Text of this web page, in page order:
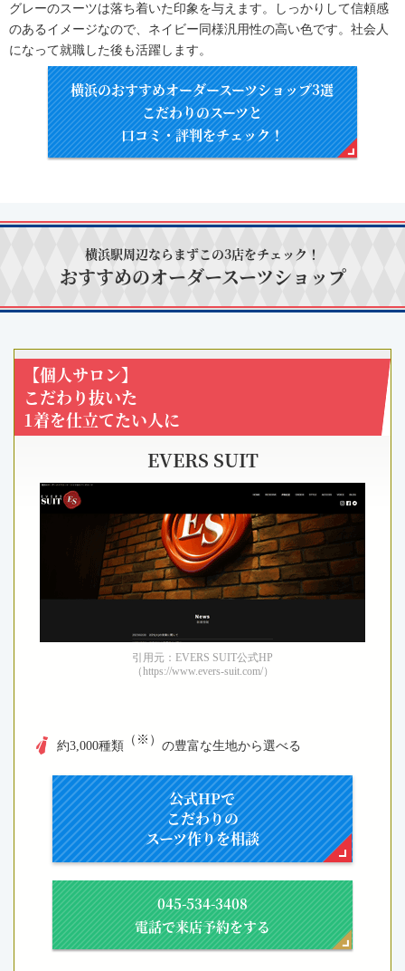
グレーのスーツは落ち着いた印象を与えます。しっかりして信頼感
のあるイメージなので、ネイビー同様汎用性の高い色です。社会人
になって就職した後も活躍します。
横浜のおすすめオーダースーツショップ3選
こだわりのスーツと
口コミ・評判をチェック！
横浜駅周辺ならまずこの3店をチェック！
おすすめのオーダースーツショップ
【個人サロン】
こだわり抜いた
1着を仕立てたい人に
EVERS SUIT
引用元：EVERS SUIT公式HP
（https://www.evers-suit.com/）
約3,000種類 （※） の豊富な生地から選べる
公式HPで
こだわりの
スーツ作りを相談
045-534-3408
電話で来店予約をする